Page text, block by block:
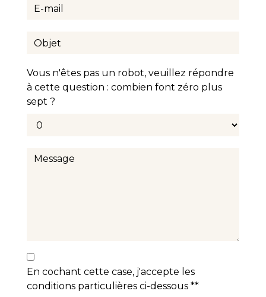
Vous n'êtes pas un robot, veuillez répondre
à cette question : combien font zéro plus
sept ?
En cochant cette case, j'accepte les
conditions particulières ci-dessous **